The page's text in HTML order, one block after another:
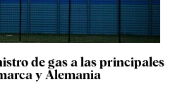
de gas a las principales
y Alemania